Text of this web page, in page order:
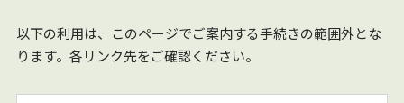
以下の利用は、このページでご案内する手続きの範囲外とな
ります。各リンク先をご確認ください。